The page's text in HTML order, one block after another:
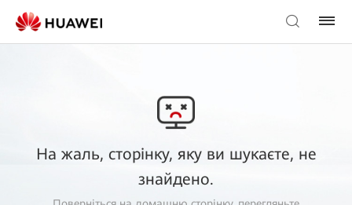
На жаль, сторінку, яку ви шукаєте, не
знайдено.